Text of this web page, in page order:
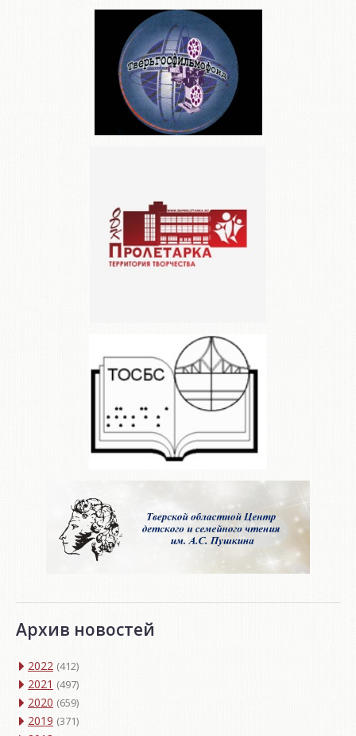
Архив новостей
2022 (412)
2021 (497)
2020 (659)
2019 (371)